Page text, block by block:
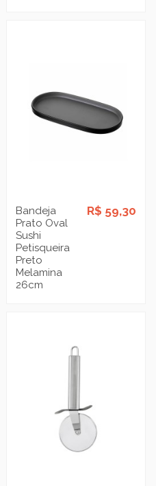
Bandeja
Prato Oval
Sushi
Petisqueira
Preto
Melamina
26cm
R$ 59,30